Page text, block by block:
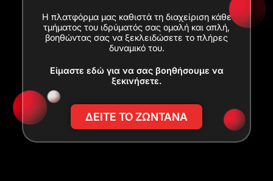
Η πλατφόρμα μας καθιστά τη διαχείριση κάθε
τμήματος του ιδρύματός σας ομαλή και απλή,
βοηθώντας σας να ξεκλειδώσετε το πλήρες
δυναμικό του.
Είμαστε εδώ για να σας βοηθήσουμε να
ξεκινήσετε.
ΔΕΙΤΕ ΤΟ ΖΩΝΤΑΝΑ